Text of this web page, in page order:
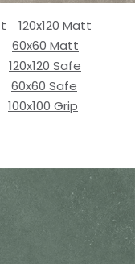
120x120 Matt
60x60 Matt
120x120 Safe
60x60 Safe
100x100 Grip